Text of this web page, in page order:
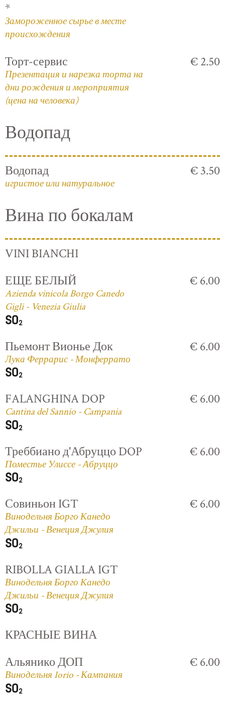
*
Замороженное сырье в месте
происхождения
Торт-сервис
Презентация и нарезка торта на
дни рождения и мероприятия
(цена на человека)
€ 2.50
Водопад
Водопад
игристое или натуральное
€ 3.50
Вина по бокалам
VINI BIANCHI
ЕЩЕ БЕЛЫЙ
Azienda vinicola Borgo Canedo
Gigli - Venezia Giulia
€ 6.00
Пьемонт Вионье Док
Лука Феррарис - Монферрато
€ 6.00
FALANGHINA DOP
Cantina del Sannio - Campania
€ 6.00
Треббиано д'Абруццо DOP
Поместье Улиссе - Абруццо
€ 6.00
Совиньон IGT
Винодельня Борго Канедо
Джильи - Венеция Джулия
€ 6.00
RIBOLLA GIALLA IGT
Винодельня Борго Канедо
Джильи - Венеция Джулия
КРАСНЫЕ ВИНА
Альянико ДОП
Винодельня Iorio - Кампания
€ 6.00